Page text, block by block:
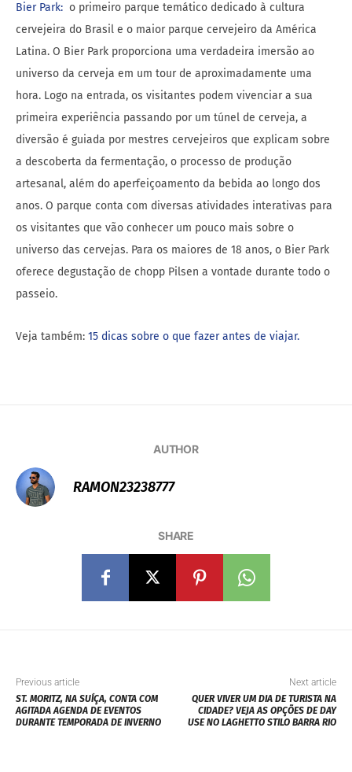
Bier Park: o primeiro parque temático dedicado à cultura
cervejeira do Brasil e o maior parque cervejeiro da América
Latina. O Bier Park proporciona uma verdadeira imersão ao
universo da cerveja em um tour de aproximadamente uma
hora. Logo na entrada, os visitantes podem vivenciar a sua
primeira experiência passando por um túnel de cerveja, a
diversão é guiada por mestres cervejeiros que explicam sobre
a descoberta da fermentação, o processo de produção
artesanal, além do aperfeiçoamento da bebida ao longo dos
anos. O parque conta com diversas atividades interativas para
os visitantes que vão conhecer um pouco mais sobre o
universo das cervejas. Para os maiores de 18 anos, o Bier Park
oferece degustação de chopp Pilsen a vontade durante todo o
passeio.
Veja também: 15 dicas sobre o que fazer antes de viajar.
AUTHOR
RAMON23238777
SHARE
Previous article
ST. MORITZ, NA SUÍÇA, CONTA COM
AGITADA AGENDA DE EVENTOS
DURANTE TEMPORADA DE INVERNO
Next article
QUER VIVER UM DIA DE TURISTA NA
CIDADE? VEJA AS OPÇÕES DE DAY
USE NO LAGHETTO STILO BARRA RIO